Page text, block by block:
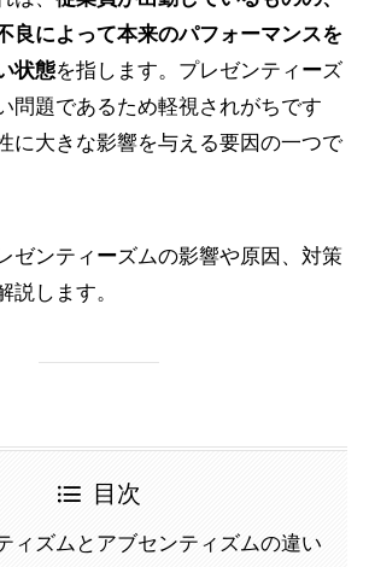
良によって本来のパフォーマンスを
状態を指します。プレゼンティ ーズ
問題であるため軽視されがちです
に大きな影響を与える要因の一つで
ゼンティ ーズムの影響や原因、対策
説します。
目次
ィズムとアブセンティズムの違い